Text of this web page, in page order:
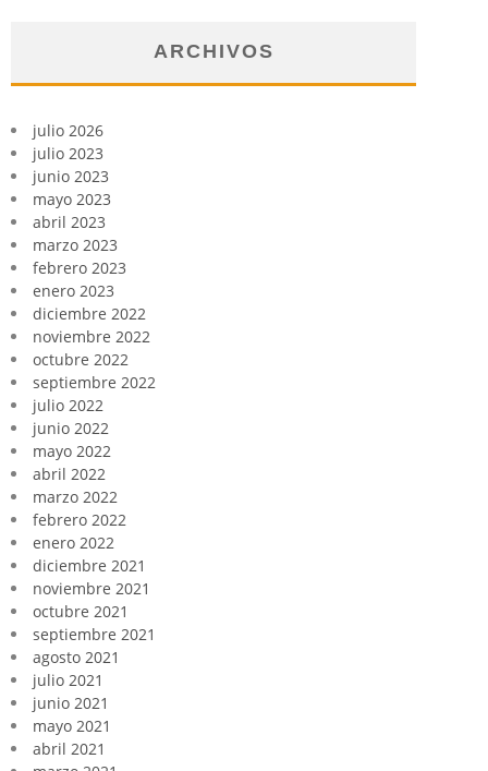
ARCHIVOS
julio 2026
julio 2023
junio 2023
mayo 2023
abril 2023
marzo 2023
febrero 2023
enero 2023
diciembre 2022
noviembre 2022
octubre 2022
septiembre 2022
julio 2022
junio 2022
mayo 2022
abril 2022
marzo 2022
febrero 2022
enero 2022
diciembre 2021
noviembre 2021
octubre 2021
septiembre 2021
agosto 2021
julio 2021
junio 2021
mayo 2021
abril 2021